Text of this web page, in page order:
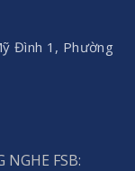
Đình 1, Phường
FSB: